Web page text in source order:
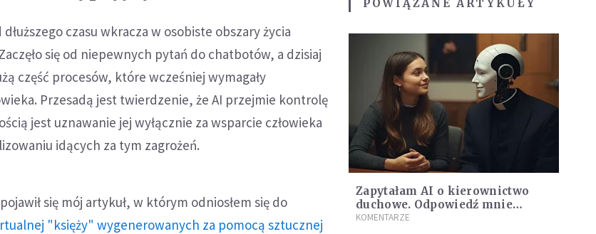
czasu wkracza w osobiste obszary życia
się od niepewnych pytań do chatbotów, a dzisiaj
część procesów, które wcześniej wymagały
Przesadą jest twierdzenie, że AI przejmie kontrolę
jest uznawanie jej wyłącznie za wsparcie człowieka
idących za tym zagrożeń.
się mój artykuł, w którym odniosłem się do
"księży" wygenerowanych za pomocą sztucznej
POWIĄZANE ARTYKUŁY
Zapytałam AI o kierownictwo
duchowe. Odpowiedź mnie
zaniepokoiła
KOMENTARZE